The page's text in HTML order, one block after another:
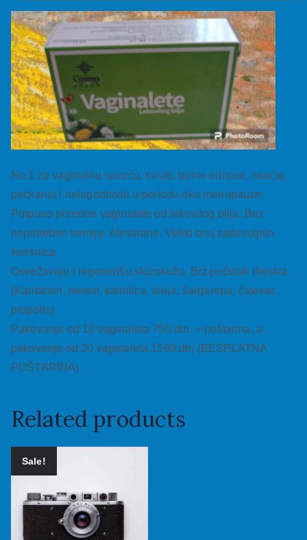
No 1 za vaginalnu suvoću, svrab, bolne odnose, osećaj
peckanja i nelagodnosti u periodu oko menopauze.
Potpuno prirodne vaginalete od lekovitog bilja. Bez
nepotrebne hemije. Atestirane. Veliki broj zadovoljnih
korisnica.
Osvežavaju i regenerišu sluzokožu. Brz početak dejstva.
(Kantarion, neven, kamilica, aloja, šargarepa, čajevac,
propolis)
Pakovanje od 10 vaginaleta 750 din. + poštarina, a
pakovanje od 20 vaginaleta 1599 din (BESPLATNA
POŠTARINA)
Related products
Sale!